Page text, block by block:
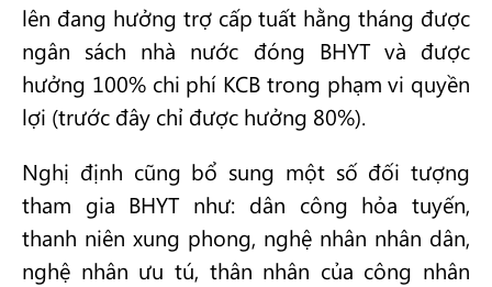
lên đang hưởng trợ cấp tuất hằng tháng được
ngân sách nhà nước đóng BHYT và được
hưởng 100% chi phí KCB trong phạm vi quyền
lợi (trước đây chỉ được hưởng 80%).
Nghị định cũng bổ sung một số đối tượng
tham gia BHYT như: dân công hỏa tuyến,
thanh niên xung phong, nghệ nhân nhân dân,
nghệ nhân ưu tú, thân nhân của công nhân